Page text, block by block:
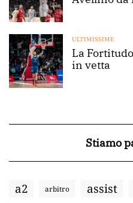
ULTIMISSIME
La
in vetta
Stiamo
a2 arbitro assist